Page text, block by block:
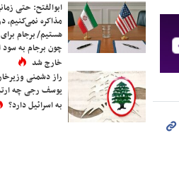
ابوالفتح: حتی
مذاکره نمی‌کنیم،
هستیم/ برجام
چون برجام به سود
خارج شد
راز دشمنی
یوسف رجی چه
به اسرائیل دارد؟